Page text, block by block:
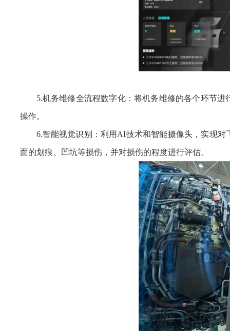
5.机务维修全流程数字化：将机务维修的各个环节
操作。
6.智能视觉识别：利用AI技术和智能摄像头，实现
面的划痕、凹坑等损伤，并对损伤的程度进行评估。